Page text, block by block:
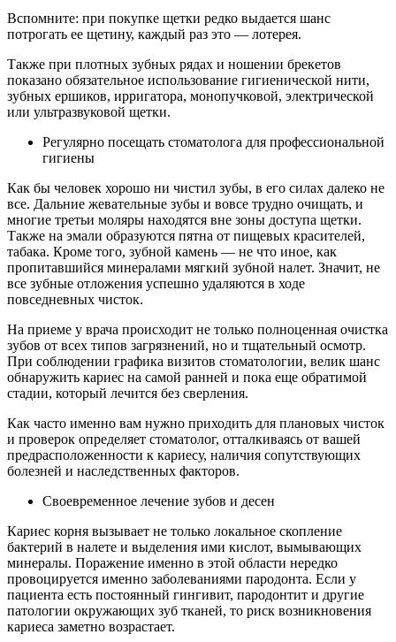
Вспомните: при покупке щетки редко выдается шанс
потрогать ее щетину, каждый раз это — лотерея.
Также при плотных зубных рядах и ношении брекетов
показано обязательное использование гигиенической нити,
зубных ершиков, ирригатора, монопучковой, электрической
или ультразвуковой щетки.
Регулярно посещать стоматолога для профессиональной
гигиены
Как бы человек хорошо ни чистил зубы, в его силах далеко не
все. Дальние жевательные зубы и вовсе трудно очищать, и
многие третьи моляры находятся вне зоны доступа щетки.
Также на эмали образуются пятна от пищевых красителей,
табака. Кроме того, зубной камень — не что иное, как
пропитавшийся минералами мягкий зубной налет. Значит, не
все зубные отложения успешно удаляются в ходе
повседневных чисток.
На приеме у врача происходит не только полноценная очистка
зубов от всех типов загрязнений, но и тщательный осмотр.
При соблюдении графика визитов стоматологии, велик шанс
обнаружить кариес на самой ранней и пока еще обратимой
стадии, который лечится без сверления.
Как часто именно вам нужно приходить для плановых чисток
и проверок определяет стоматолог, отталкиваясь от вашей
предрасположенности к кариесу, наличия сопутствующих
болезней и наследственных факторов.
Своевременное лечение зубов и десен
Кариес корня вызывает не только локальное скопление
бактерий в налете и выделения ими кислот, вымывающих
минералы. Поражение именно в этой области нередко
провоцируется именно заболеваниями пародонта. Если у
пациента есть постоянный гингивит, пародонтит и другие
патологии окружающих зуб тканей, то риск возникновения
кариеса заметно возрастает.